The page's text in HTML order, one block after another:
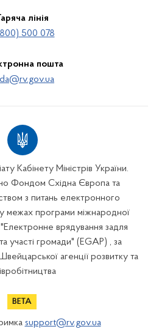
лінія
500 078
пошта
Кабінету Міністрів України.
Фондом Східна Європа та
з питань електронного
межах програми міжнародної
врядування задля
участі громади" (EGAP) , за
агенції розвитку та
support@rv.gov.ua